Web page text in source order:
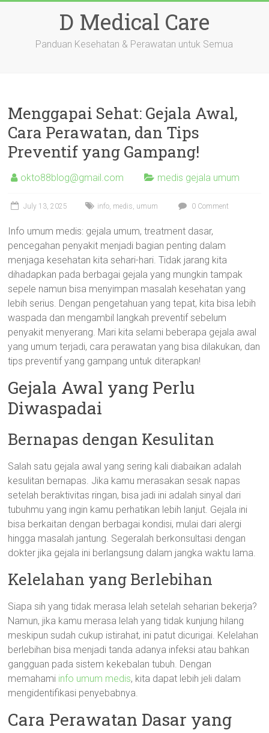
D Medical Care
Panduan Kesehatan & Perawatan untuk Semua
Menggapai Sehat: Gejala Awal,
Cara Perawatan, dan Tips
Preventif yang Gampang!
okto88blog@gmail.com medis gejala umum
July 13, 2025 info, medis, umum 0 Comment
Info umum medis: gejala umum, treatment dasar,
pencegahan penyakit menjadi bagian penting dalam
menjaga kesehatan kita sehari-hari. Tidak jarang kita
dihadapkan pada berbagai gejala yang mungkin tampak
sepele namun bisa menyimpan masalah kesehatan yang
lebih serius. Dengan pengetahuan yang tepat, kita bisa lebih
waspada dan mengambil langkah preventif sebelum
penyakit menyerang. Mari kita selami beberapa gejala awal
yang umum terjadi, cara perawatan yang bisa dilakukan, dan
tips preventif yang gampang untuk diterapkan!
Gejala Awal yang Perlu
Diwaspadai
Bernapas dengan Kesulitan
Salah satu gejala awal yang sering kali diabaikan adalah
kesulitan bernapas. Jika kamu merasakan sesak napas
setelah beraktivitas ringan, bisa jadi ini adalah sinyal dari
tubuhmu yang ingin kamu perhatikan lebih lanjut. Gejala ini
bisa berkaitan dengan berbagai kondisi, mulai dari alergi
hingga masalah jantung. Segeralah berkonsultasi dengan
dokter jika gejala ini berlangsung dalam jangka waktu lama.
Kelelahan yang Berlebihan
Siapa sih yang tidak merasa lelah setelah seharian bekerja?
Namun, jika kamu merasa lelah yang tidak kunjung hilang
meskipun sudah cukup istirahat, ini patut dicurigai. Kelelahan
berlebihan bisa menjadi tanda adanya infeksi atau bahkan
gangguan pada sistem kekebalan tubuh. Dengan
memahami info umum medis, kita dapat lebih jeli dalam
mengidentifikasi penyebabnya.
Cara Perawatan Dasar yang